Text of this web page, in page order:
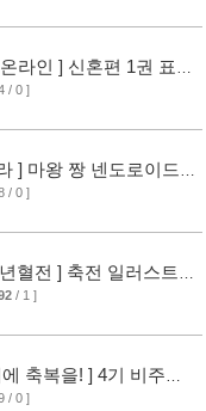
라인 ] 신혼편 1권 표지
/ 0 ]
] 마왕 짱 넨도로이드
/ 0 ]
혈전 ] 축전 일러스트 &
/ 1 ]
축복을! ] 4기 비주얼
/ 0 ]